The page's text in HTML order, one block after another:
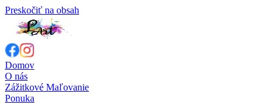
Preskočiť na obsah
Domov
O nás
Zážitkové Maľovanie
Ponuka